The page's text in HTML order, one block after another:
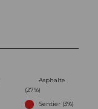
Asphalte
(27%)
Sentier (3%)